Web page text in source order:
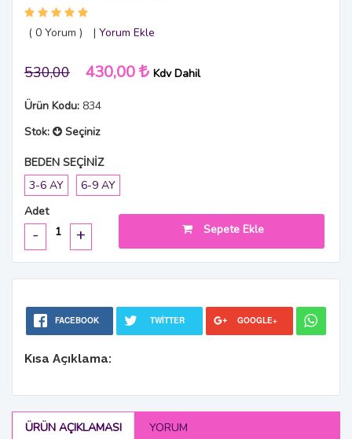
( 0 Yorum ) | Yorum Ekle
530,00 430,00 Kdv Dahil
Ürün Kodu: 834
Stok:
Seçiniz
BEDEN SEÇİNİZ
3-6 AY
6-9 AY
Adet
- + Sepete Ekle
FACEBOOK TWITTER GOOGLE+
Kısa Açıklama:
ÜRÜN AÇIKLAMASI YORUM